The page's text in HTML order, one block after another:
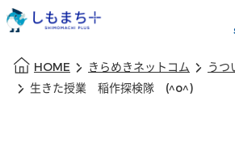
HOME きらめきネットコム
うつ
生きた授業 稲作探検隊 (^o^)